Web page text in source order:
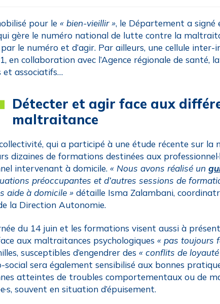
pour le« bien-vieillir », le Département a signé
gère le numéro national de lutte contre la
par le numéro et d’agir. Par ailleurs, une cellule
en collaboration avec l’Agence régionale de santé,
et associatifs…
Détecter et agir face aux
maltraitance
qui a participé à une étude récente sur la
dizaines de formations destinées aux
intervenant à domicile.« Nous avons réalisé un
préoccupantes et d’autres sessions de
aide à domicile » détaille Isma Zalambani,
la Direction Autonomie.
du 14 juin et les formations visent aussi à
aux maltraitances psychologiques« pas toujours
susceptibles d’engendrer des« conflits de loyauté
social sera également sensibilisé aux bonnes
atteintes de troubles comportementaux ou de
souvent en situation d’épuisement.